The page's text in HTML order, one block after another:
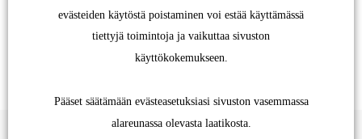
evästeiden käytöstä poistaminen voi estää käyttämässä
tiettyjä toimintoja ja vaikuttaa sivuston
käyttökokemukseen.
Pääset säätämään evästeasetuksiasi sivuston vasemmassa
alareunassa olevasta laatikosta.